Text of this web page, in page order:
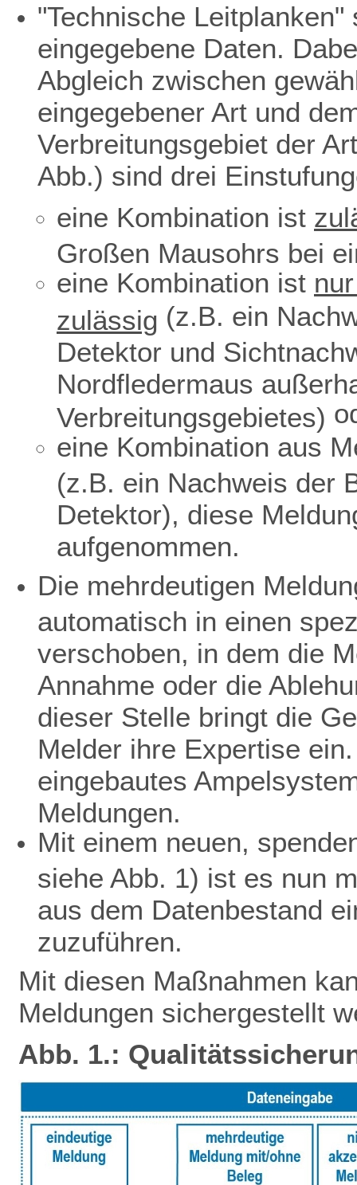
"Technische
eingegebene Daten.
Abgleich zwischen
eingegebener Art und
Verbreitungsgebiet der
Abb.) sind drei
eine Kombination ist
Großen Mausohrs bei
eine Kombination ist
zulässig (z.B. ein
Detektor und
Nordfledermaus
Verbreitungsgebietes)
eine Kombination aus
(z.B. ein Nachweis der
Detektor), diese
aufgenommen.
Die mehrdeutigen
automatisch in einen
verschoben, in dem die
Annahme oder die
dieser Stelle bringt die
Melder ihre Expertise
eingebautes
Meldungen.
Mit einem neuen,
siehe Abb. 1) ist es nun
aus dem Datenbestand
zuzuführen.
Mit diesen Maßnahmen
Meldungen sichergestellt
Abb. 1.: